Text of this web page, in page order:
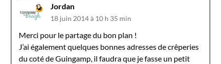
Jordan
18 juin 2014 à 10 h 35 min
Merci pour le partage du bon plan !
J’ai également quelques bonnes adresses de crêperies
du coté de Guingamp, il faudra que je fasse un petit